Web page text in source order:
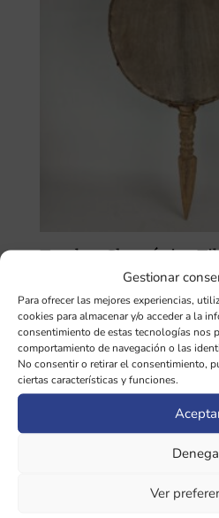
Gestionar
Para ofrecer las mejores experiencias,
cookies para almacenar y/o acceder a la
consentimiento de estas tecnologías nos
comportamiento de navegación o las
No consentir o retirar el consentimiento,
ciertas características y funciones.
Ver
Tambor Chamánico
Sobre Nosotros